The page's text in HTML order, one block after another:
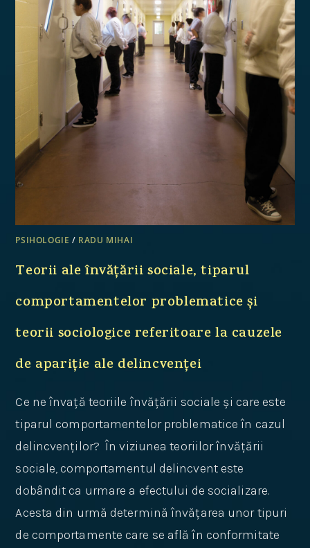
PSIHOLOGIE / RADU MIHAI
Teorii ale învățării sociale, tiparul
comportamentelor problematice și
teorii sociologice referitoare la cauzele
de apariție ale delincvenței
Ce ne învață teoriile învățării sociale și care este
tiparul comportamentelor problematice în cazul
delincvenților? În viziunea teoriilor învățării
sociale, comportamentul delincvent este
dobândit ca urmare a efectului de socializare.
Acesta din urmă determină învățarea unor tipuri
de comportamente care se află în conformitate